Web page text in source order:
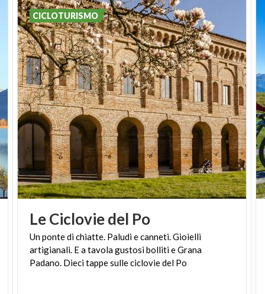
LeCicloviedel Po
Un ponte di chiatte. Paludi e canneti. Gioielli
artigianali. E a tavola gustosi bolliti e Grana
Padano. Dieci tappe sulle ciclovie del Po
CICLOTURISMO